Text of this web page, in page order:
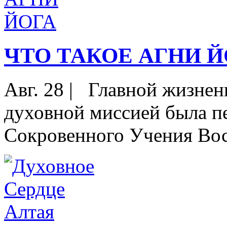
ЧТО ТАКОЕ АГНИ
Авг. 28 |
Главной
духовной миссией была
Сокровенного Учения